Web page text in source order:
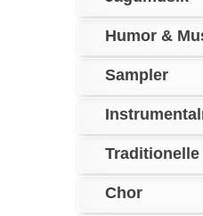
Humor &
Sampler
Chor